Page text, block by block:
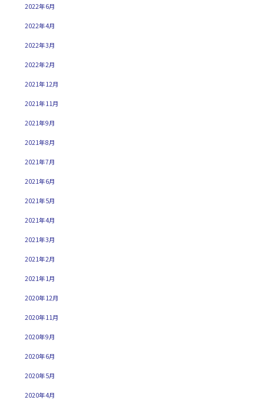
2022年6月
2022年4月
2022年3月
2022年2月
2021年12月
2021年11月
2021年9月
2021年8月
2021年7月
2021年6月
2021年5月
2021年4月
2021年3月
2021年2月
2021年1月
2020年12月
2020年11月
2020年9月
2020年6月
2020年5月
2020年4月